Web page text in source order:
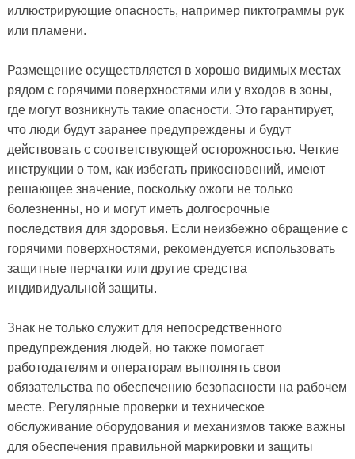
иллюстрирующие опасность, например пиктограммы рук
или пламени.
Размещение осуществляется в хорошо видимых местах
рядом с горячими поверхностями или у входов в зоны,
где могут возникнуть такие опасности. Это гарантирует,
что люди будут заранее предупреждены и будут
действовать с соответствующей осторожностью. Четкие
инструкции о том, как избегать прикосновений, имеют
решающее значение, поскольку ожоги не только
болезненны, но и могут иметь долгосрочные
последствия для здоровья. Если неизбежно обращение с
горячими поверхностями, рекомендуется использовать
защитные перчатки или другие средства
индивидуальной защиты.
Знак не только служит для непосредственного
предупреждения людей, но также помогает
работодателям и операторам выполнять свои
обязательства по обеспечению безопасности на рабочем
месте. Регулярные проверки и техническое
обслуживание оборудования и механизмов также важны
для обеспечения правильной маркировки и защиты